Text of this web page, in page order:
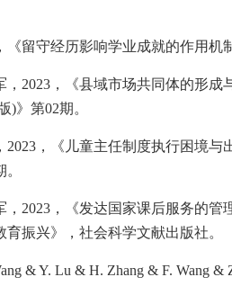
，《留守经历影响学业成就的作用
2023 ，《县域市场共同体的形
)》第02期。
2023 ，《儿童主任制度执行困境与
。
2023 ，《发达国家课后服务的管
育振兴》，社会科学文献出版社。
& Y. Lu & H. Zhang & F. Wang &